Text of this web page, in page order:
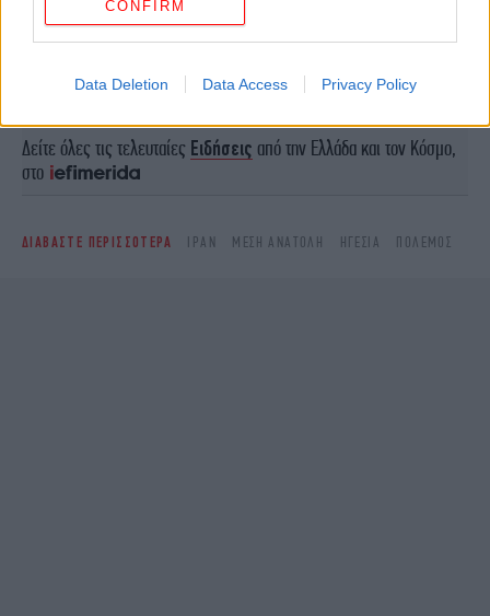
CONFIRM
Data Deletion Data Access Privacy Policy
Ακολουθήστε το στο Google Newsκαι μάθετε
Δείτε όλες τις τελευταίες Ειδήσεις από την Ελλάδα και τον Κόσμο,
στο
ΔΙΑΒΑΣΤΕ ΠΕΡΙΣΣΟΤΕΡΑ ΙΡΆΝ ΜΈΣΗ ΑΝΑΤΟΛΉ ΗΓΕΣΊΑ ΠΟΛΕΜΟΣ